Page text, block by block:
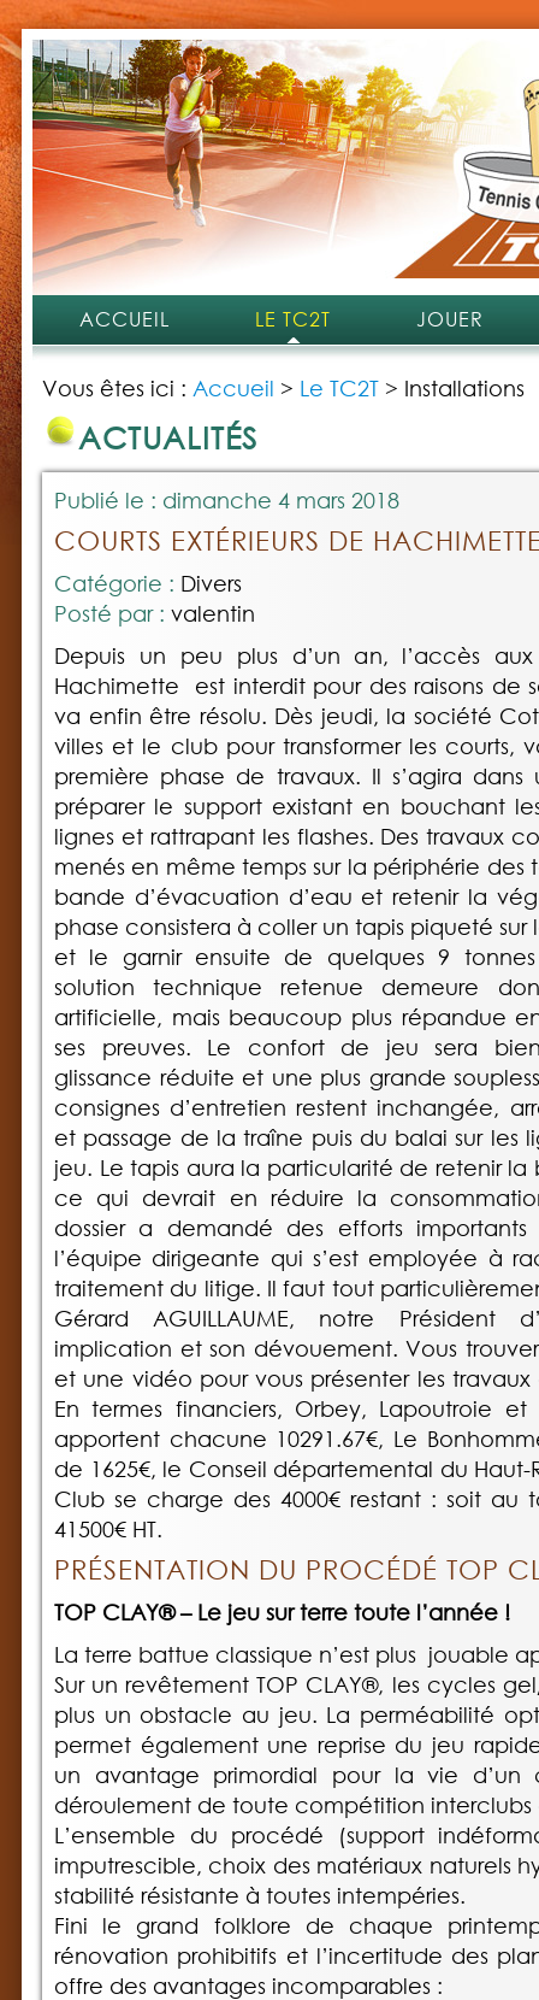
ACCUEIL LE TC2T JOUER
Vous êtes ici : Accueil > Le TC2T > Installations
ACTUALITÉS
Publié le : dimanche 4 mars 2018
COURTS EXTÉRIEURS DE
Catégorie : Divers
Posté par : valentin
Depuis un peu plus d’un an, l’accès
Hachimette est interdit pour des raisons de
va enfin être résolu. Dès jeudi, la société
villes et le club pour transformer les courts,
première phase de travaux. Il s’agira
préparer le support existant en bouchant
lignes et rattrapant les flashes. Des travaux
menés en même temps sur la périphérie des
bande d’évacuation d’eau et retenir la
phase consistera à coller un tapis piqueté
et le garnir ensuite de quelques 9
solution technique retenue demeure
artificielle, mais beaucoup plus répandue
ses preuves. Le confort de jeu sera
glissance réduite et une plus grande
consignes d’entretien restent inchangée,
et passage de la traîne puis du balai sur les
jeu. Le tapis aura la particularité de retenir
ce qui devrait en réduire la
dossier a demandé des efforts importants
l’équipe dirigeante qui s’est employée à
traitement du litige. Il faut tout
Gérard AGUILLAUME, notre Président
implication et son dévouement. Vous
et une vidéo pour vous présenter les
En termes financiers, Orbey, Lapoutroie et
apportent chacune 10291.67€, Le
de 1625€, le Conseil départemental du Haut-
Club se charge des 4000€ restant : soit au
41500€ HT.
PRÉSENTATION DU PROCÉDÉ TOP
TOP CLAY® – Le jeu sur terre toute l’année !
La terre battue classique n’est plus jouable
Sur un revêtement TOP CLAY®, les cycles
plus un obstacle au jeu. La perméabilité
permet également une reprise du jeu
un avantage primordial pour la vie
déroulement de toute compétition
L’ensemble du procédé (support
imputrescible, choix des matériaux naturels
stabilité résistante à toutes intempéries.
Fini le grand folklore de chaque
rénovation prohibitifs et l’incertitude des
offre des avantages incomparables :